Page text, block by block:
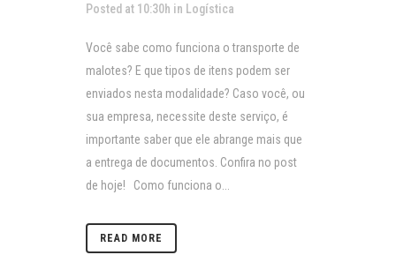
Posted at 10:30h in Logística
Você sabe como funciona o transporte de
malotes? E que tipos de itens podem ser
enviados nesta modalidade? Caso você, ou
sua empresa, necessite deste serviço, é
importante saber que ele abrange mais que
a entrega de documentos. Confira no post
de hoje! Como funciona o...
READ MORE